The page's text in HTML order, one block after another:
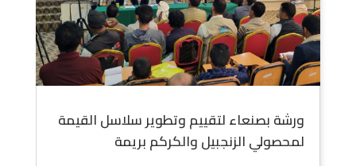
ورشة بصنعاء لتقييم وتطوير سلاسل القيمة
لمحصولي الزنجبيل والكركم بريمة